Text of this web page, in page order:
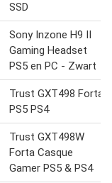
SSD
Sony Inzone H9 II
Gaming Headset
PS5 en PC - Zwart
Trust GXT498 Forta
PS5 PS4
Trust GXT498W
Forta Casque
Gamer PS5 & PS4